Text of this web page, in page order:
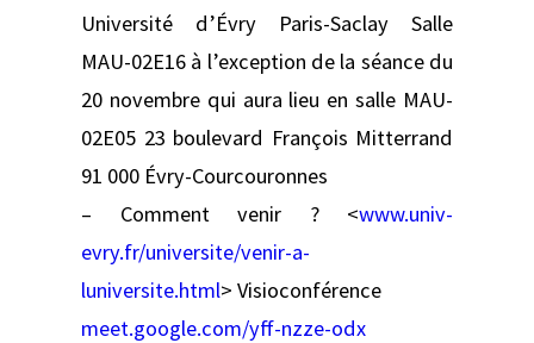
Université d’Évry Paris-Saclay Salle
MAU-02E16 à l’exception de la séance du
20 novembre qui aura lieu en salle MAU-
02E05 23 boulevard François Mitterrand
91 000 Évry-Courcouronnes
– Comment venir ? <www.univ-
evry.fr/universite/venir-a-
luniversite.html> Visioconférence
meet.google.com/yff-nzze-odx